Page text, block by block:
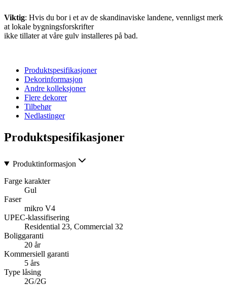
Viktig: Hvis du bor i et av de skandinaviske landene, vennligst merk
at lokale bygningsforskrifter
ikke tillater at våre gulv installeres på bad.
Produktspesifikasjoner
Dekorinformasjon
Andre kolleksjoner
Flere dekorer
Tilbehør
Nedlastinger
Produktspesifikasjoner
Produktinformasjon
Farge karakter
Gul
Faser
mikro V4
UPEC-klassifisering
Residential 23, Commercial 32
Boliggaranti
20 år
Kommersiell garanti
5 års
Type låsing
2G/2G